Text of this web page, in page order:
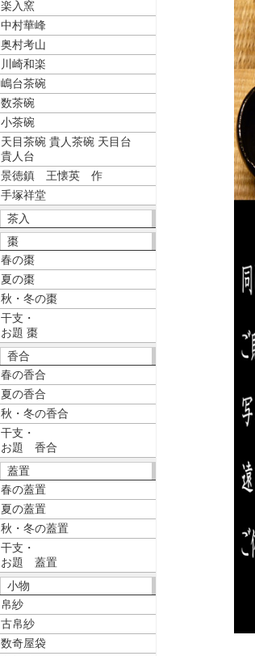
楽入窯
中村華峰
奥村考山
川崎和楽
嶋台茶碗
数茶碗
小茶碗
天目茶碗 貴人茶碗 天目台
貴人台
景徳鎮 王懐英 作
手塚祥堂
茶入
棗
春の棗
夏の棗
秋・冬の棗
干支・
お題 棗
香合
春の香合
夏の香合
秋・冬の香合
干支・
お題 香合
蓋置
春の蓋置
夏の蓋置
秋・冬の蓋置
干支・
お題 蓋置
小物
帛紗
古帛紗
数奇屋袋